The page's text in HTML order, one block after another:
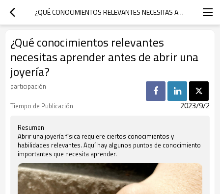
¿QUÉ CONOCIMIENTOS RELEVANTES NECESITAS APRENDER ANTES DE ABRIR UNA JOYERÍA?
¿Qué conocimientos relevantes
necesitas aprender antes de abrir una
joyería?
participación
Tiempo de Publicación
2023/9/2
Resumen
Abrir una joyería física requiere ciertos conocimientos y
habilidades relevantes. Aquí hay algunos puntos de conocimiento
importantes que necesita aprender.